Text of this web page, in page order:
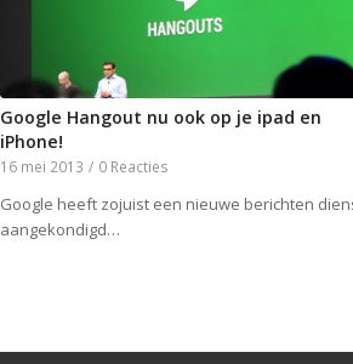
Google Hangout nu ook op je ipad en
iPhone!
16 mei 2013 / 0 Reacties
Google heeft zojuist een nieuwe berichten
aangekondigd…